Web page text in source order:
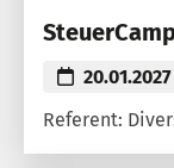
20.01.2027
Referent: